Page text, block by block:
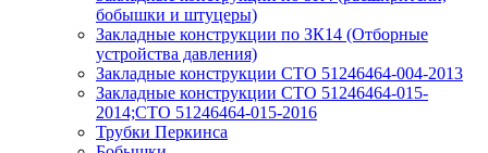
бобышки и штуцеры)
Закладные конструкции по ЗК14 (Отборные
устройства давления)
Закладные конструкции СТО 51246464-004-2013
Закладные конструкции СТО 51246464-015-
2014;СТО 51246464-015-2016
Трубки Перкинса